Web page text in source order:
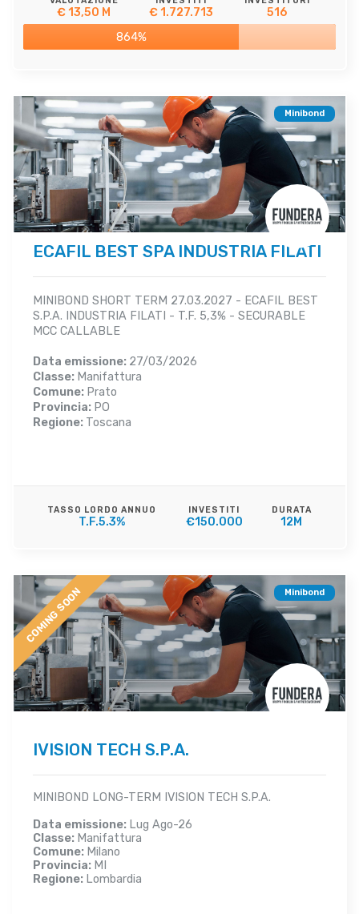
€ 13,50 M € 1.727.713
516
864%
Minibond
ECAFIL BEST SPA INDUSTRIA FILATI
MINIBOND SHORT TERM 27.03.2027 - ECAFIL BEST
S.P.A. INDUSTRIA FILATI - T.F. 5,3% - SECURABLE
MCC CALLABLE
Data emissione: 27/03/2026
Classe: Manifattura
Comune: Prato
Provincia: PO
Regione: Toscana
TASSO LORDO ANNUO
T.F.5.3%
INVESTITI
€150.000
DURATA
12M
COMING SOON Minibond
IVISION TECH S.P.A.
MINIBOND LONG-TERM IVISION TECH S.P.A.
Data emissione: Lug Ago-26
Classe: Manifattura
Comune: Milano
Provincia: MI
Regione: Lombardia